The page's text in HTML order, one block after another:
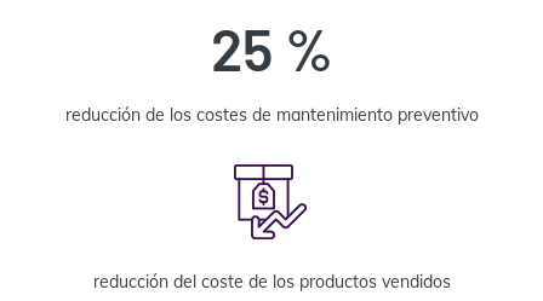
25 %
reducción de los costes de mantenimiento preventivo
reducción del coste de los productos vendidos